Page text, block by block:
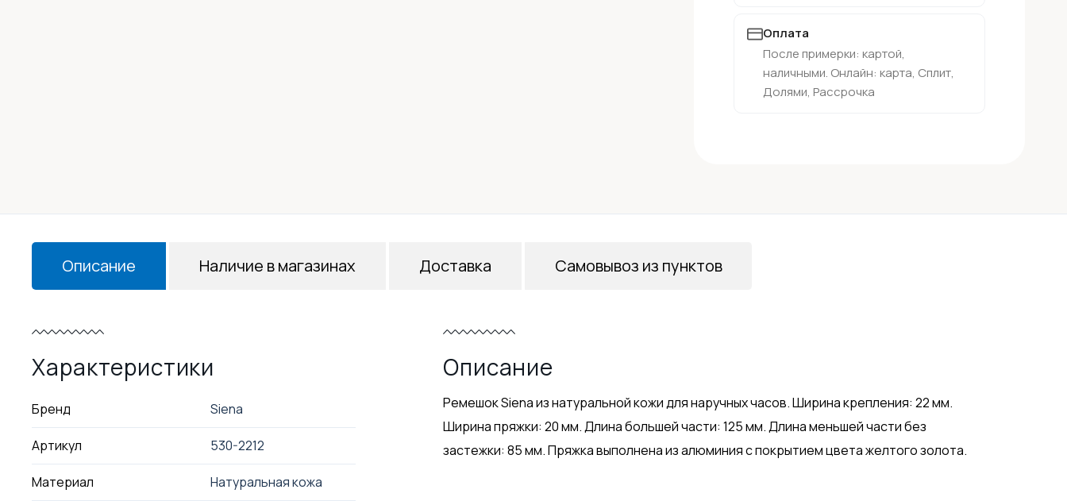
Оплата
После примерки: картой,
наличными. Онлайн: карта, Сплит,
Долями, Рассрочка
Описание
Характеристики
Бренд Siena
Артикул 530-2212
Материал Натуральная кожа
Описание
Ремешок Siena из натуральной кожи для наручных часов. Ширина крепления: 22 мм.
Ширина пряжки: 20 мм. Длина большей части: 125 мм. Длина меньшей части без
застежки: 85 мм. Пряжка выполнена из алюминия с покрытием цвета желтого золота.
Наличие в магазинах Доставка Самовывоз из пунктов